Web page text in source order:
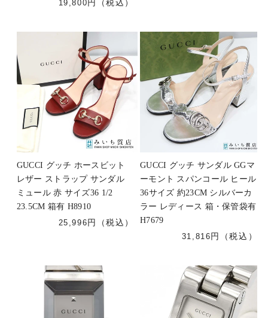
19,800
GUCCI グッチ ホースビット
レザー ストラップ サンダル
ミュール 赤 サイズ36 1/2
23.5CM 箱有 H8910
25,996
GUCCI グッチ サンダル GGマ
ーモント スパンコール ヒール
36サイズ 約23CM シルバーカ
ラー レディース 箱・保管袋有
H7679
31,816